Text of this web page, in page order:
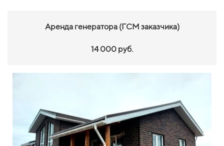
Аренда генератора (ГСМ заказчика)
14 000 руб.